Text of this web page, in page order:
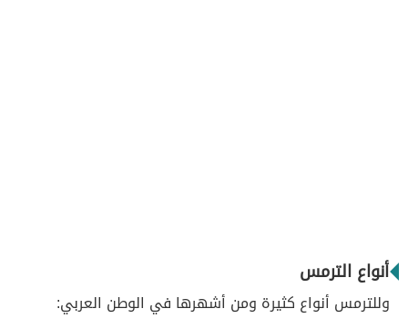
أنواع الترمس
وللترمس أنواع كثيرة ومن أشهرها في الوطن العربي: